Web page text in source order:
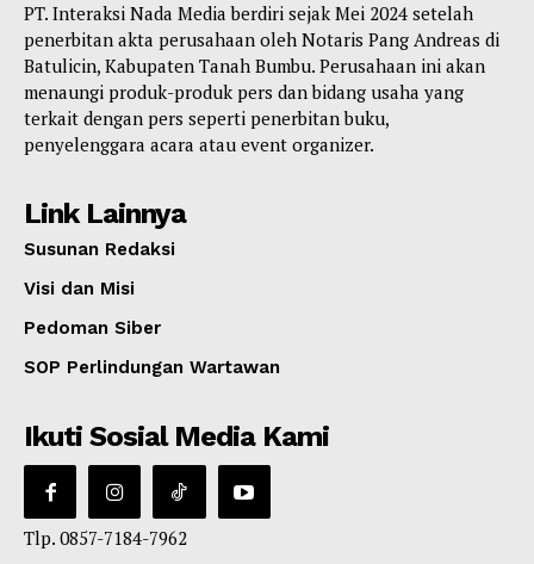
PT. Interaksi Nada Media berdiri sejak Mei 2024 setelah
penerbitan akta perusahaan oleh Notaris Pang Andreas di
Batulicin, Kabupaten Tanah Bumbu. Perusahaan ini akan
menaungi produk-produk pers dan bidang usaha yang
terkait dengan pers seperti penerbitan buku,
penyelenggara acara atau event organizer.
Link Lainnya
Susunan Redaksi
Visi dan Misi
Pedoman Siber
SOP Perlindungan Wartawan
Ikuti Sosial Media Kami
Tlp. 0857-7184-7962